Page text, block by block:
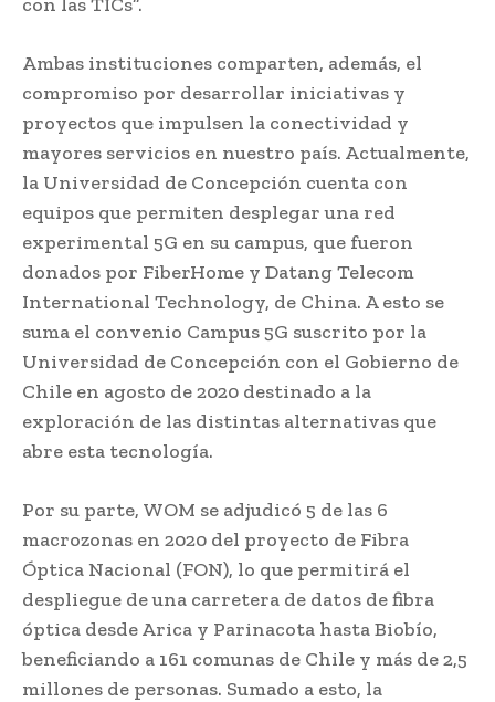
Ambas instituciones comparten, además, el
compromiso por desarrollar iniciativas y
proyectos que impulsen la conectividad y
mayores servicios en nuestro país. Actualmente,
la Universidad de Concepción cuenta con
equipos que permiten desplegar una red
experimental 5G en su campus, que fueron
donados por FiberHome y Datang Telecom
International Technology, de China. A esto se
suma el convenio Campus 5G suscrito por la
Universidad de Concepción con el Gobierno de
Chile en agosto de 2020 destinado a la
exploración de las distintas alternativas que
abre esta tecnología.
Por su parte, WOM se adjudicó 5 de las 6
macrozonas en 2020 del proyecto de Fibra
Óptica Nacional (FON), lo que permitirá el
despliegue de una carretera de datos de fibra
óptica desde Arica y Parinacota hasta Biobío,
beneficiando a 161 comunas de Chile y más de 2,5
millones de personas. Sumado a esto, la